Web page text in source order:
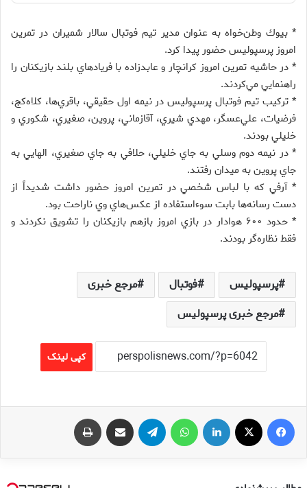
* بيوك وطن‌خواه به عنوان مدير تيم فوتبال سالار شميران در تمرين
امروز پرسپوليس حضور پيدا كرد.
* در حاشيه تمرين امروز كرانچار و عابدزاده با فريادهاي بلند بازيكنان را
راهنمايي مي‌كردند.
* تركيب تيم فوتبال پرسپوليس در نيمه اول حقيقي، باقري‌ها، كلاه‌كج،
فرضيات، علي‌عسگر، مهدي شيري، آقازماني، پروين، صغيري، شكوري و
خليلي بودند.
* در نيمه دوم وسلي به جاي خليلي، حلافي به جاي صغيري، الهايي به
جاي پروين به ميدان رفتند.
* آرفي كه با لباس شخصي در تمرين امروز حضور داشت شديداً از
دست رسانه‌ها بابت سوءاستفاده از عكس‌هاي وي ناراحت بود.
* حدود ۶۰۰ هوادار در بازي امروز بازهم بازيكنان را تشويق نكردند و
فقط نظاره‌گر بودند.
پرسپولیس فوتبال
مرجع خبری
مرجع خبری پرسپولیس
کپی لینک
فیس بوک لینکدین تلگرام اشتراک گذاری از طریق ایمیل